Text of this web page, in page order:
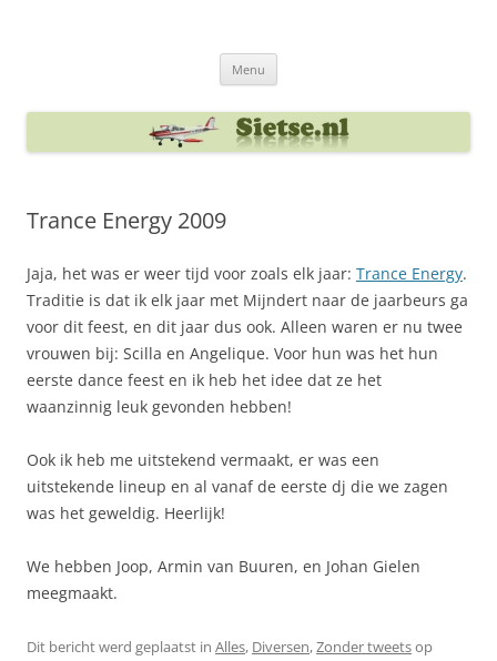
Menu
Trance Energy 2009
Jaja, het was er weer tijd voor zoals elk jaar: Trance Energy.
Traditie is dat ik elk jaar met Mijndert naar de jaarbeurs ga
voor dit feest, en dit jaar dus ook. Alleen waren er nu twee
vrouwen bij: Scilla en Angelique. Voor hun was het hun
eerste dance feest en ik heb het idee dat ze het
waanzinnig leuk gevonden hebben!
Ook ik heb me uitstekend vermaakt, er was een
uitstekende lineup en al vanaf de eerste dj die we zagen
was het geweldig. Heerlijk!
We hebben Joop, Armin van Buuren, en Johan Gielen
meegmaakt.
Dit bericht werd geplaatst in Alles, Diversen,Zonder tweetsop